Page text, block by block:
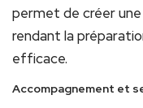
permet de créer une
rendant la
efficace.
Accompagnement et